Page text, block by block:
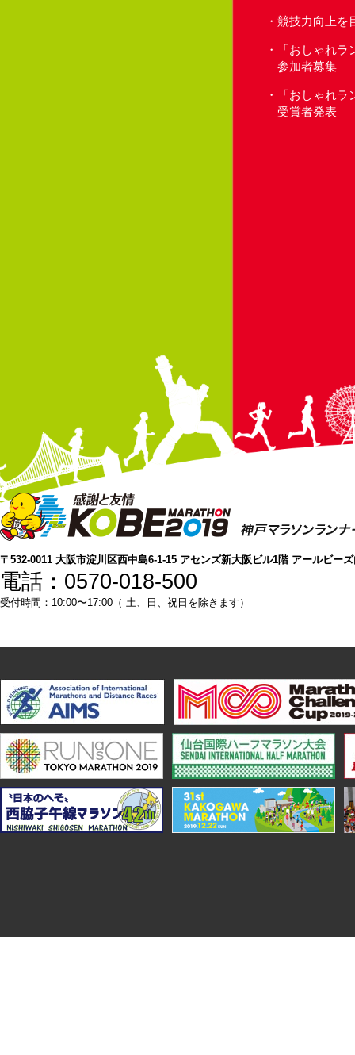
競技力向上を
「おしゃれ
参加者募集
「おしゃれ
受賞者発表
〒532-0011 大阪市淀川区西中島6-1-15 アセンズ新大阪ビル1階 アールビー
電話：0570-018-500
受付時間：10:00〜17:00（ 土、日、祝日を除きます）